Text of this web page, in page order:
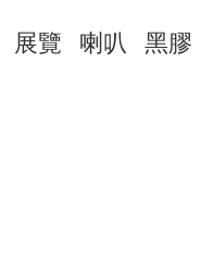
展覽 喇叭 黑膠